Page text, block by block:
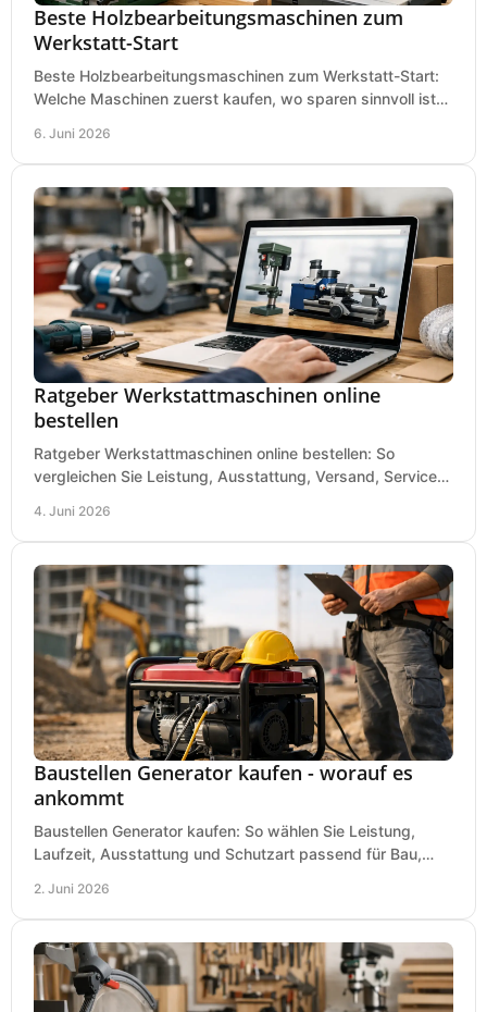
Beste Holzbearbeitungsmaschinen zum
Werkstatt-Start
Beste Holzbearbeitungsmaschinen zum Werkstatt-Start:
Welche Maschinen zuerst kaufen, wo sparen sinnvoll ist
6. Juni 2026
Ratgeber Werkstattmaschinen online
bestellen
Ratgeber Werkstattmaschinen online bestellen: So
vergleichen Sie Leistung, Ausstattung, Versand, Service
4. Juni 2026
Baustellen Generator kaufen - worauf es
ankommt
Baustellen Generator kaufen: So wählen Sie Leistung,
Laufzeit, Ausstattung und Schutzart passend für Bau,
2. Juni 2026